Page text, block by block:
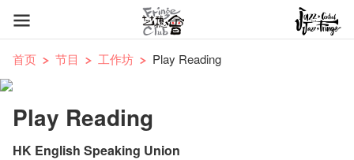
首页 节目 工作坊 Play Reading
Play Reading
HK English Speaking Union